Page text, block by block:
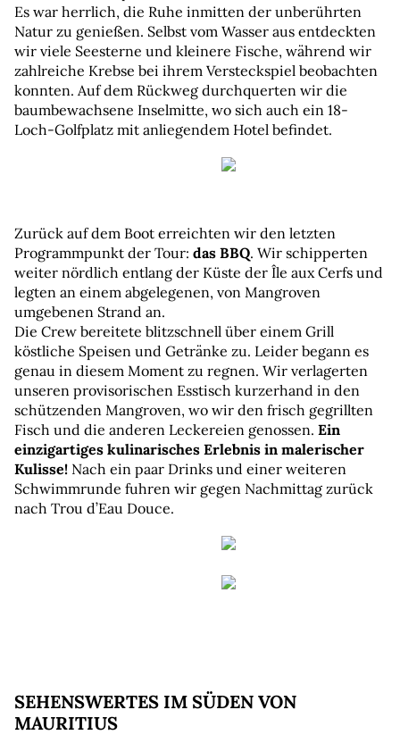
Es war herrlich, die Ruhe inmitten der unberührten
Natur zu genießen. Selbst vom Wasser aus entdeckten
wir viele Seesterne und kleinere Fische, während wir
zahlreiche Krebse bei ihrem Versteckspiel beobachten
konnten. Auf dem Rückweg durchquerten wir die
baumbewachsene Inselmitte, wo sich auch ein 18-
Loch-Golfplatz mit anliegendem Hotel befindet.
Zurück auf dem Boot erreichten wir den letzten
Programmpunkt der Tour: das BBQ. Wir schipperten
weiter nördlich entlang der Küste der Île aux Cerfs und
legten an einem abgelegenen, von Mangroven
umgebenen Strand an.
Die Crew bereitete blitzschnell über einem Grill
köstliche Speisen und Getränke zu. Leider begann es
genau in diesem Moment zu regnen. Wir verlagerten
unseren provisorischen Esstisch kurzerhand in den
schützenden Mangroven, wo wir den frisch gegrillten
Fisch und die anderen Leckereien genossen. Ein
einzigartiges kulinarisches Erlebnis in malerischer
Kulisse! Nach ein paar Drinks und einer weiteren
Schwimmrunde fuhren wir gegen Nachmittag zurück
nach Trou d’Eau Douce.
SEHENSWERTES IM SÜDEN VON
MAURITIUS